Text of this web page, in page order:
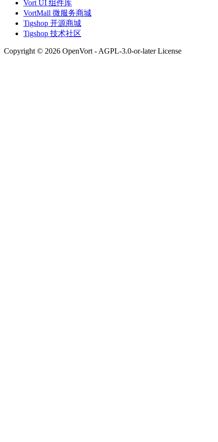
Vort UI 组件库
VortMall 微服务商城
Tigshop 开源商城
Tigshop 技术社区
Copyright © 2026 OpenVort - AGPL-3.0-or-later License